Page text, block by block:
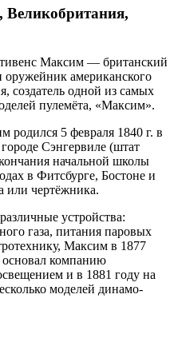
Максим — британский
оружейник американского
создатель одной из самых
пулемёта, «Максим».
родился 5 февраля 1840 г. в
Сэнгервиле (штат
начальной школы
в Фитсбурге, Бостоне и
или чертёжника.
устройства:
газа, питания паровых
Максим в 1877
компанию
и в 1881 году на
моделей динамо-